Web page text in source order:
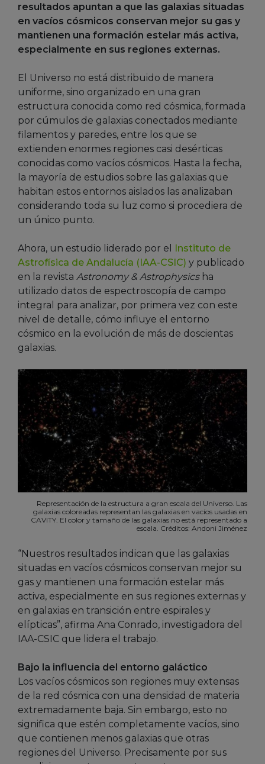
resultados apuntan a que las galaxias situadas
en vacíos cósmicos conservan mejor su gas y
mantienen una formación estelar más activa,
especialmente en sus regiones externas.
El Universo no está distribuido de manera
uniforme, sino organizado en una gran
estructura conocida como red cósmica, formada
por cúmulos de galaxias conectados mediante
filamentos y paredes, entre los que se
extienden enormes regiones casi desérticas
conocidas como vacíos cósmicos. Hasta la fecha,
la mayoría de estudios sobre las galaxias que
habitan estos entornos aislados las analizaban
considerando toda su luz como si procediera de
un único punto.
Ahora, un estudio liderado por el
Instituto de
Astrofísica de Andalucía (IAA-CSIC) y publicado
en la revista Astronomy & Astrophysicsha
utilizado datos de espectroscopía de campo
integral para analizar, por primera vez con este
nivel de detalle, cómo influye el entorno
cósmico en la evolución de más de doscientas
galaxias.
Representación de la estructura a gran escala del Universo. Las
galaxias coloreadas representan las galaxias en vacíos usadas en
CAVITY. El color y tamaño de las galaxias no está representado a
escala. Créditos: Andoni Jiménez
“Nuestros resultados indican que las galaxias
situadas en vacíos cósmicos conservan mejor su
gas y mantienen una formación estelar más
activa, especialmente en sus regiones externas y
en galaxias en transición entre espirales y
elípticas”, afirma Ana Conrado, investigadora del
IAA-CSIC que lidera el trabajo.
Bajo la influencia del entorno galáctico
Los vacíos cósmicos son regiones muy extensas
de la red cósmica con una densidad de materia
extremadamente baja. Sin embargo, esto no
significa que estén completamente vacíos, sino
que contienen menos galaxias que otras
regiones del Universo. Precisamente por sus